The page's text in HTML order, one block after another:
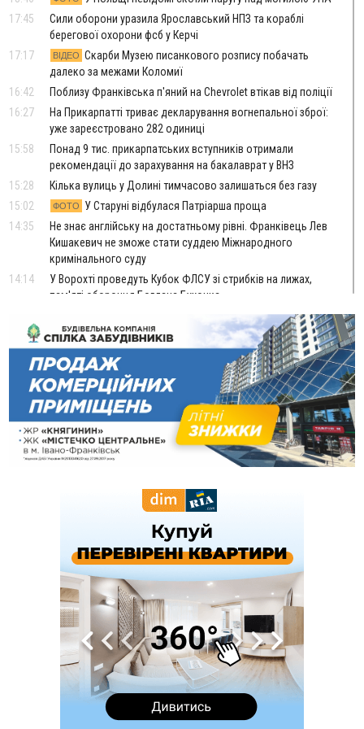
17:45
Сили оборони уразила Ярославський НПЗ та кораблі
берегової охорони фсб у Керчі
17:17
ВІДЕО Скарби Музею писанкового розпису побачать
далеко за межами Коломиї
16:42
Поблизу Франківська п'яний на Chevrolet втікав від поліції
16:27
На Прикарпатті триває декларування вогнепальної зброї:
уже зареєстровано 282 одиниці
15:58
Понад 9 тис. прикарпатських вступників отримали
рекомендації до зарахування на бакалаврат у ВНЗ
15:28
Кілька вулиць у Долині тимчасово залишаться без газу
15:02
ФОТО
У Старуні відбулася Патріарша проща
14:35
Не знає англійську на достатньому рівні. Франківець Лев
Кишакевич не зможе стати суддею Міжнародного
кримінального суду
14:14
У Ворохті проведуть Кубок ФЛСУ зі стрибків на лижах,
пам'яті оборонця Богдана Бухонка
На Калущині розшукали чоловіка, який три дні
блукав у лісі
13:14
Боднар розповів про реакцію влади Польщі на атаки на
українців та про зміни після 23 серпня
12:31
ВІДЕО "Едельвейси" щемливо привітали рідну Коломию з
Днем міста
11:55
Вчора у Франківську, Коломиї, Долині та Яремче
зафіксували рекордну спеку
11:45
У Надвірній п'яна жінка побила малолітнього хлопчика: суд
У басейні Дністра встановилася гідрологічна посуха - рівні
води наблизилися до найнижчих показників
У Бурштині поблизу АЗС сталася масова бійка, поліція
з'ясовує обставини
ФОП із Житомира після купівлі права вимоги за 120
тисяч позивається до Франківська на понад 20 млн грн
У горах біля Осмолоди за допомогою БПЛА розшукали
двох жінок, які заблукали під час збирання ягід
05 Серпня
У Франківську вперше прооперували немовля без
відкритої операції
На лінії зіткнення загинув керівник пошукового загону